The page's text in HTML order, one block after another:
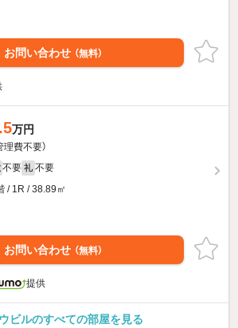
お問い合わせ （無料）
万円
理費不要）
不要 礼 不要
/ 1R / 38.89㎡
お問い合わせ （無料）
提供
ビルのすべての部屋を見る